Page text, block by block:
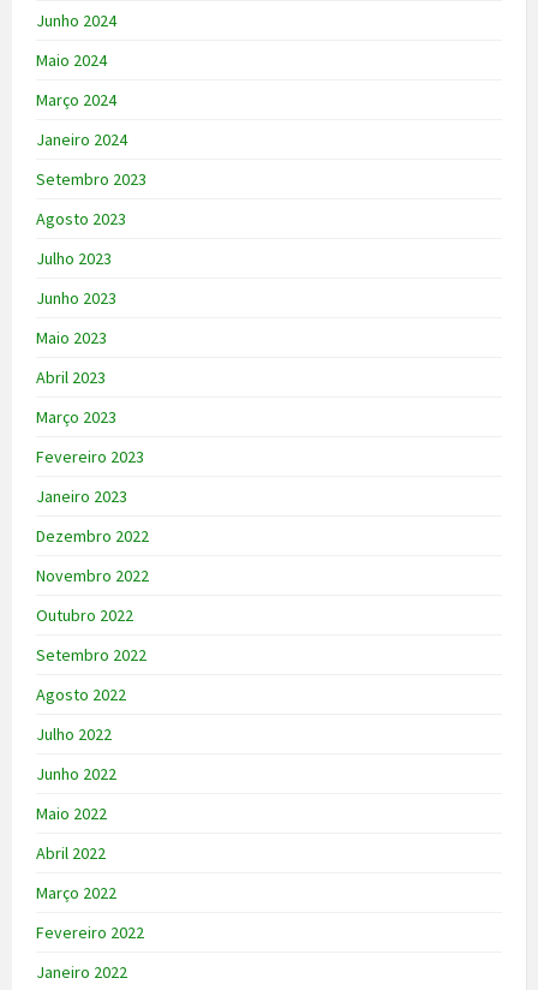
Junho 2024
Maio 2024
Março 2024
Janeiro 2024
Setembro 2023
Agosto 2023
Julho 2023
Junho 2023
Maio 2023
Abril 2023
Março 2023
Fevereiro 2023
Janeiro 2023
Dezembro 2022
Novembro 2022
Outubro 2022
Setembro 2022
Agosto 2022
Julho 2022
Junho 2022
Maio 2022
Abril 2022
Março 2022
Fevereiro 2022
Janeiro 2022